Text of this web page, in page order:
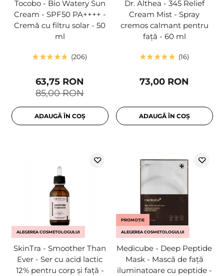
Tocobo - Bio Watery Sun
Cream - SPF50 PA++++ -
Cremă cu filtru solar - 50
ml
206
85,00 RON
63,75 RON
ADAUGĂ ÎN COȘ
Dr. Althea - 345 Relief
Cream Mist - Spray
cremos calmant pentru
față - 60 ml
16
73,00 RON
ADAUGĂ ÎN COȘ
ALEGEREA COSMETOLOGULUI
SkinTra - Smoother Than
Ever - Ser cu acid lactic
12% pentru corp și față -
PROMOȚIE
ALEGEREA COSMETOLOGULUI
Medicube - Deep Peptide
Mask - Mască de față
iluminatoare cu peptide -